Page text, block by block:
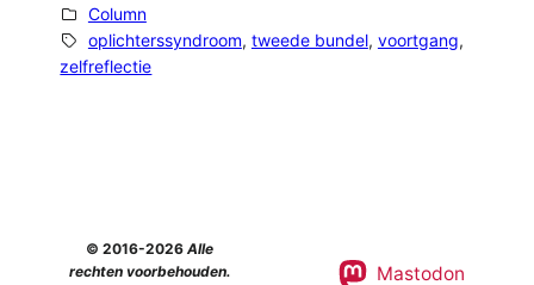
Column
oplichterssyndroom, tweede bundel, voortgang,
zelfreflectie
© 2016-2026Alle
rechten voorbehouden.
Mastodon